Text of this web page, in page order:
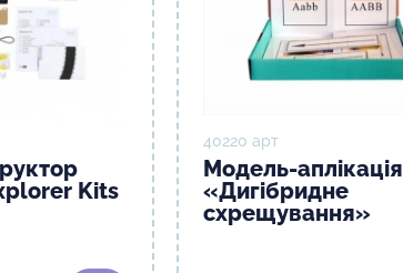
Kits
40220 арт
Модель-аплікація
«Дигібридне
схрещування»